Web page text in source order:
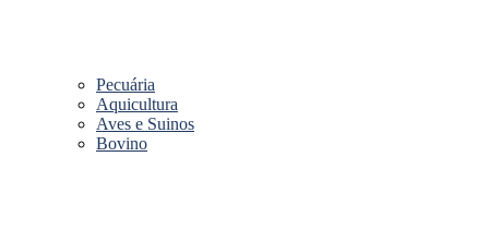
Pecuária
Aquicultura
Aves e Suinos
Bovino